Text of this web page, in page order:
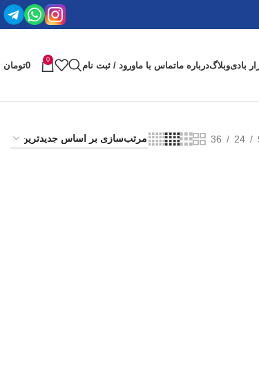
بادیوبلاگدرباره ماتماس با ماورود / ثبت نام
0
0تومان
24
36